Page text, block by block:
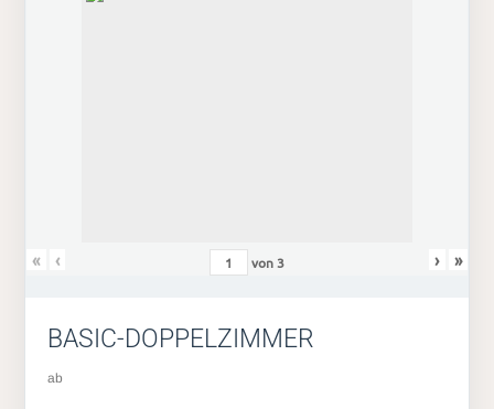
« ‹ von3 › »
BASIC-DOPPELZIMMER
ab